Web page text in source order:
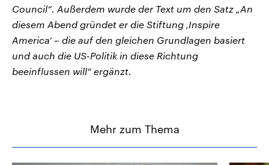
Council“. Außerdem wurde der Text um den Satz „An
diesem Abend gründet er die Stiftung ‚Inspire
America‘ – die auf den gleichen Grundlagen basiert
und auch die US-Politik in diese Richtung
beeinflussen will“ ergänzt.
Mehr zum Thema